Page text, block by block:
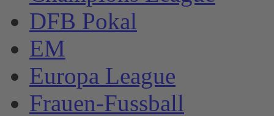
DFB Pokal
EM
Europa League
Frauen-Fussball